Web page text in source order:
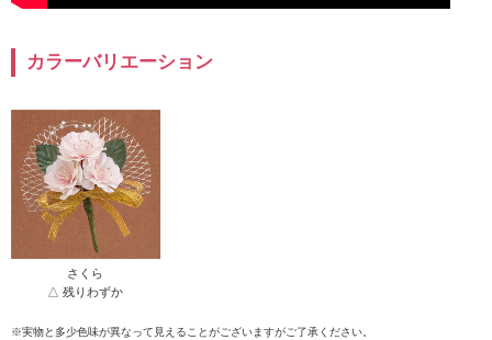
カラーバリエーション
さくら
△ 残りわずか
※実物と多少色味が異なって見えることがございますがご了承ください。